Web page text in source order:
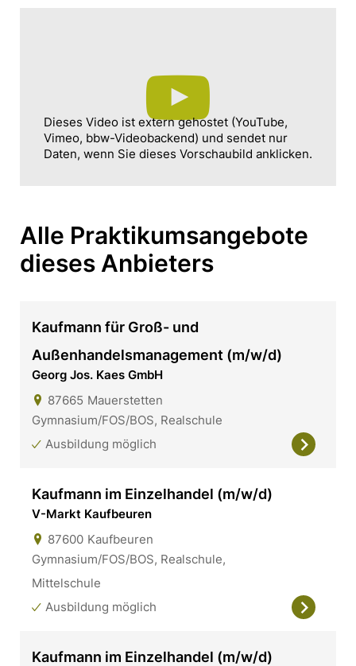
Dieses Video ist extern gehostet (YouTube,
Vimeo, bbw-Videobackend) und sendet nur
Daten, wenn Sie dieses Vorschaubild anklicken.
Alle Praktikumsangebote
dieses Anbieters
Kaufmann für Groß- und
Außenhandelsmanagement (m/w/d)
Georg Jos. Kaes GmbH
87665 Mauerstetten
Gymnasium/FOS/BOS, Realschule
Ausbildung möglich
Kaufmann im Einzelhandel (m/w/d)
V-Markt Kaufbeuren
87600 Kaufbeuren
Gymnasium/FOS/BOS, Realschule,
Mittelschule
Ausbildung möglich
Kaufmann im Einzelhandel (m/w/d)